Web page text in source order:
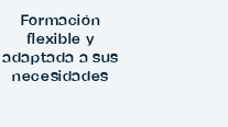
Formación
flexible y
adaptada a sus
necesidades